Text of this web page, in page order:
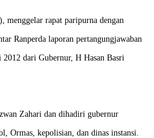
menggelar rapat paripurna dengan
Ranperda laporan pertangungjawaban
2012 dari Gubernur, H Hasan Basri
Zahari dan dihadiri gubernur
Ormas, kepolisian, dan dinas instansi.